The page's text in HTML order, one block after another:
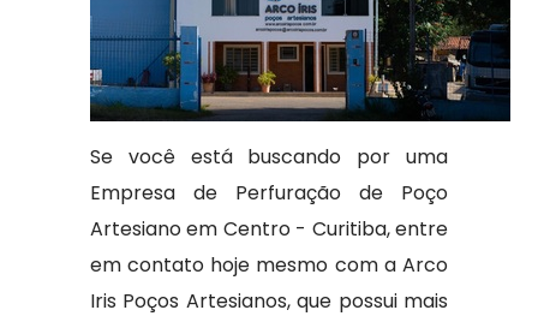
Se você está buscando por uma
Empresa de Perfuração de Poço
Artesiano em Centro - Curitiba, entre
em contato hoje mesmo com a Arco
Iris Poços Artesianos, que possui mais